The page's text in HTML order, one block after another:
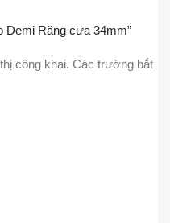
Demi Răng cưa 34mm”
công khai. Các trường bắt